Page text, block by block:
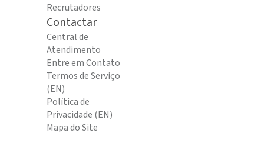
Recrutadores
Contactar
Central de
Atendimento
Entre em Contato
Termos de Serviço
(EN)
Política de
Privacidade (EN)
Mapa do Site